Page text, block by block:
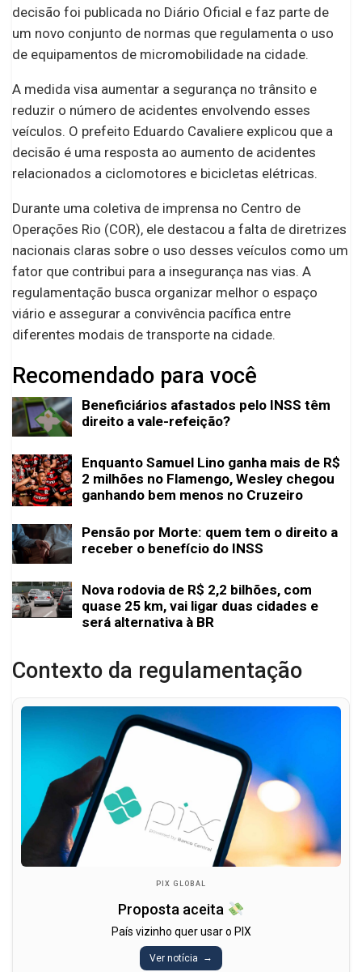
decisão foi publicada no Diário Oficial e faz parte de
um novo conjunto de normas que regulamenta o uso
de equipamentos de micromobilidade na cidade.
A medida visa aumentar a segurança no trânsito e
reduzir o número de acidentes envolvendo esses
veículos. O prefeito Eduardo Cavaliere explicou que a
decisão é uma resposta ao aumento de acidentes
relacionados a ciclomotores e bicicletas elétricas.
Durante uma coletiva de imprensa no Centro de
Operações Rio (COR), ele destacou a falta de diretrizes
nacionais claras sobre o uso desses veículos como um
fator que contribui para a insegurança nas vias. A
regulamentação busca organizar melhor o espaço
viário e assegurar a convivência pacífica entre
diferentes modais de transporte na cidade.
Recomendado para você
Beneficiários afastados pelo INSS têm
direito a vale-refeição?
Enquanto Samuel Lino ganha mais de R$
2 milhões no Flamengo, Wesley chegou
ganhando bem menos no Cruzeiro
Pensão por Morte: quem tem o direito a
receber o benefício do INSS
Nova rodovia de R$ 2,2 bilhões, com
quase 25 km, vai ligar duas cidades e
será alternativa à BR
Contexto da regulamentação
PIX GLOBAL
Proposta aceita
País vizinho quer usar o PIX
Ver notícia